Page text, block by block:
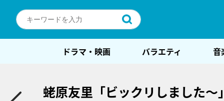
ドラマ・映画 バラエティ 音
蛯原友里「ビックリしました